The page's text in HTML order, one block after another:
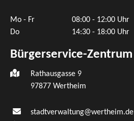
Mo - Fr
08:00 - 12:00 Uhr
Do
14:30 - 18:00 Uhr
Bürgerservice-Zentrum
Rathausgasse 9
97877 Wertheim
stadtverwaltung@wertheim.de